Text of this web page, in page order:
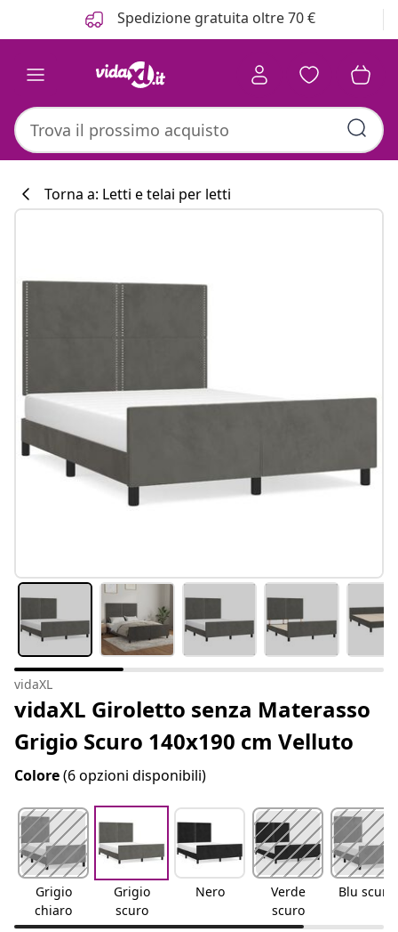
Spedizione gratuita oltre 70 €
Torna a: Letti e telai per letti
vidaXL
vidaXL Giroletto senza Materasso
Grigio Scuro 140x190 cm Velluto
Colore(6 opzioni disponibili)
Grigio
chiaro
Grigio
scuro
Nero
Verde
scuro
Blu scuro